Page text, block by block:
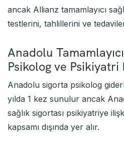
ancak Allianz tamamlayıcı
testlerini, tahlillerini ve
Anadolu
Psikolog ve Psikiyatri
Anadolu sigorta psikolog
yılda 1 kez sunulur ancak
sağlık sigortası psikiyatriye
kapsamı dışında yer alır.